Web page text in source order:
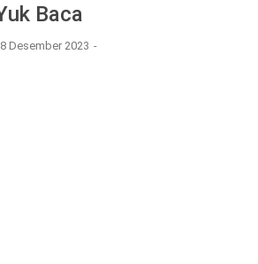
Baca
Desember 2023